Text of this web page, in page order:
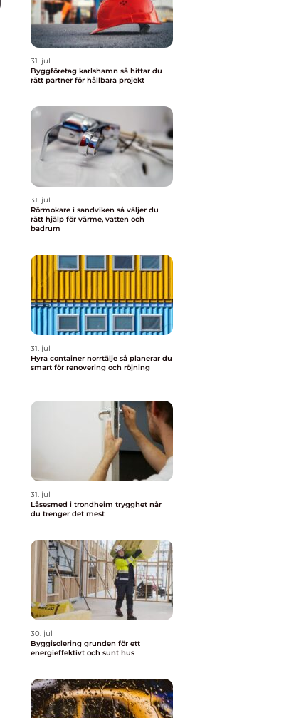
31. jul
Byggföretag karlshamn så hittar du
rätt partner för hållbara projekt
31. jul
Rörmokare i sandviken så väljer du
rätt hjälp för värme, vatten och
badrum
31. jul
Hyra container norrtälje så planerar du
smart för renovering och röjning
31. jul
Låsesmed i trondheim trygghet når
du trenger det mest
30. jul
Byggisolering grunden för ett
energieffektivt och sunt hus